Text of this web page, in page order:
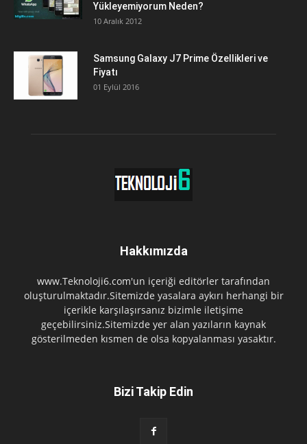
Yükleyemiyorum Neden?
10 Aralık 2012
Samsung Galaxy J7 Prime Özellikleri ve
Fiyatı
01 Eylül 2016
Hakkımızda
www.Teknoloji6.com'un içeriği editörler tarafından
oluşturulmaktadır.Sitemizde yasalara aykırı herhangi bir
içerikle karşılaşırsanız bizimle iletişime
geçebilirsiniz.Sitemizde yer alan yazıların kaynak
gösterilmeden kısmen de olsa kopyalanması yasaktır.
Bizi Takip Edin